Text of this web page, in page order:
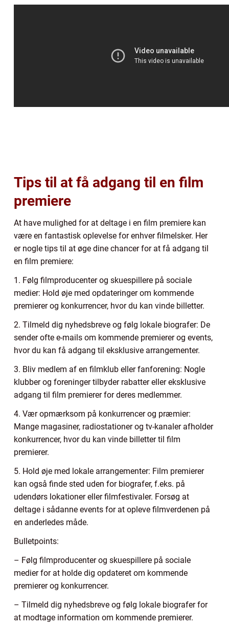
Tips til at få adgang til en film
premiere
At have mulighed for at deltage i en film premiere kan
være en fantastisk oplevelse for enhver filmelsker. Her
er nogle tips til at øge dine chancer for at få adgang til
en film premiere:
1. Følg filmproducenter og skuespillere på sociale
medier: Hold øje med opdateringer om kommende
premierer og konkurrencer, hvor du kan vinde billetter.
2. Tilmeld dig nyhedsbreve og følg lokale biografer: De
sender ofte e-mails om kommende premierer og events,
hvor du kan få adgang til eksklusive arrangementer.
3. Bliv medlem af en filmklub eller fanforening: Nogle
klubber og foreninger tilbyder rabatter eller eksklusive
adgang til film premierer for deres medlemmer.
4. Vær opmærksom på konkurrencer og præmier:
Mange magasiner, radiostationer og tv-kanaler afholder
konkurrencer, hvor du kan vinde billetter til film
premierer.
5. Hold øje med lokale arrangementer: Film premierer
kan også finde sted uden for biografer, f.eks. på
udendørs lokationer eller filmfestivaler. Forsøg at
deltage i sådanne events for at opleve filmverdenen på
en anderledes måde.
Bulletpoints:
– Følg filmproducenter og skuespillere på sociale
medier for at holde dig opdateret om kommende
premierer og konkurrencer.
– Tilmeld dig nyhedsbreve og følg lokale biografer for
at modtage information om kommende premierer.